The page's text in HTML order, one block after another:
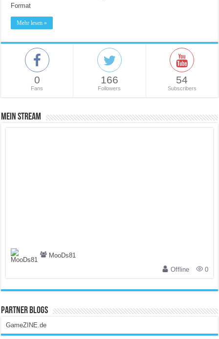
Format
Mehr lesen »
0
Fans
166
Followers
54
Subscribers
Mein Stream
MooDs81
Offline
0
Partner Blogs
GameZINE.de